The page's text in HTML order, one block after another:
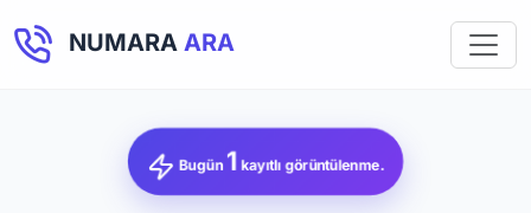
NUMARA ARA
Bugün 1 kayıtlı görüntülenme.